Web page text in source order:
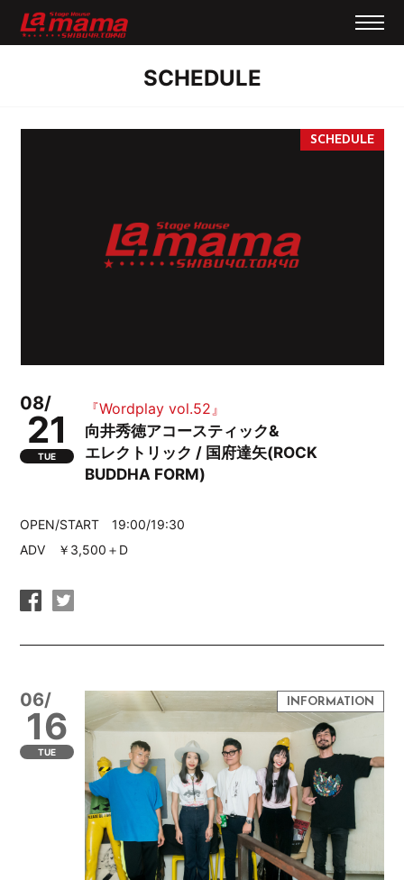
SCHEDULE
08/
21
TUE
『Wordplay vol.52』
向井秀徳アコースティック&
エレクトリック / 国府達矢(ROCK
BUDDHA FORM)
OPEN/START 19:00/19:30
ADV ￥3,500＋D
06/
16
TUE